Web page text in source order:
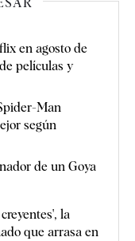
en agosto de
películas y
Man
según
de un Goya
la
que arrasa en